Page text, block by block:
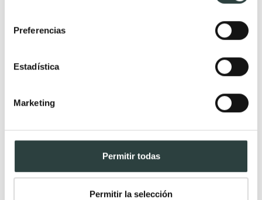
Preferencias
Estadística
Marketing
Permitir todas
Permitir la selección